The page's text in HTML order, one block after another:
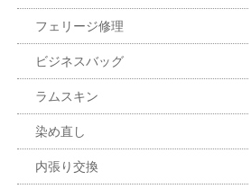
フェリージ修理
ビジネスバッグ
ラムスキン
染め直し
内張り交換